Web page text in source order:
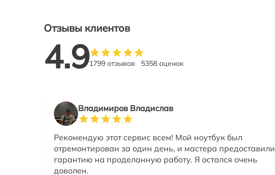
Отзывы клиентов
4.91799 отзывов 5358 оценок
Владимиров Владислав
Рекомендую этот сервис всем! Мой ноутбук был
отремонтирован за один день, и мастера предоставили
гарантию на проделанную работу. Я остался очень
доволен.